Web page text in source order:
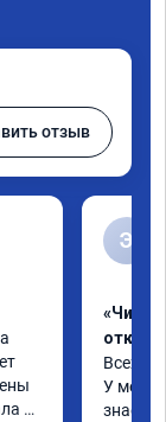
отзыв
Э
«Чип
Всех
У меня
знает